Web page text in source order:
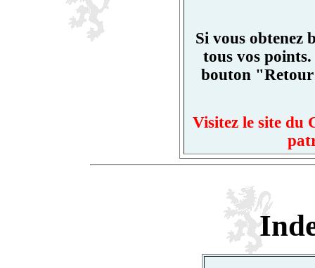
Si vous obtenez
tous vos
bouton
Visitez le site du